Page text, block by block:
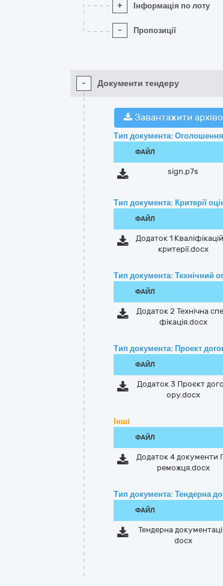
+ Інформація по лоту
- Пропозиції
- Документи тендеру
Завантажити
Тип документа:
ФАЙЛ
sign.p7s
Тип документа: Критерії
ФАЙЛ
Додаток 1
критерії.docx
Тип документа: Технічний
ФАЙЛ
Додаток 2 Технічна
фікація.docx
Тип документа: Проект
ФАЙЛ
Додаток 3 Проєкт
ору.docx
Інші
ФАЙЛ
Додаток 4 документи
реможця.docx
Тип документа: Тендерна
ФАЙЛ
Тендерна
docx